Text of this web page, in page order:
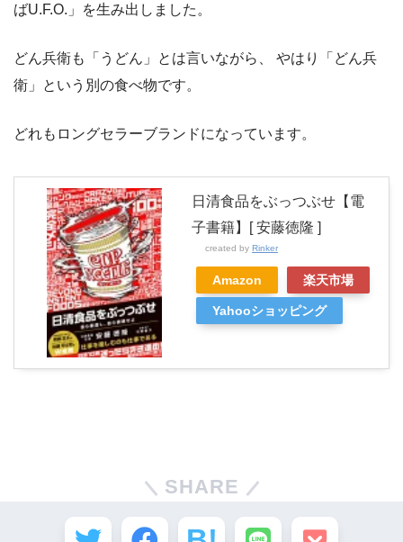
ばU.F.O.」を生み出しました。
どん兵衛も「うどん」とは言いながら、 やはり「どん兵
衛」という別の食べ物です。
どれもロングセラーブランドになっています。
日清食品をぶっつぶせ【電
子書籍】[ 安藤徳隆 ]
created by Rinker
Amazon 楽天市場
Yahooショッピング
SHARE